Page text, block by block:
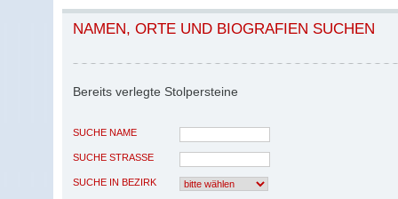
NAMEN, ORTE UND BIOGRAFIEN SUCHEN
Bereits verlegte Stolpersteine
SUCHE NAME
SUCHE STRASSE
SUCHE IN BEZIRK